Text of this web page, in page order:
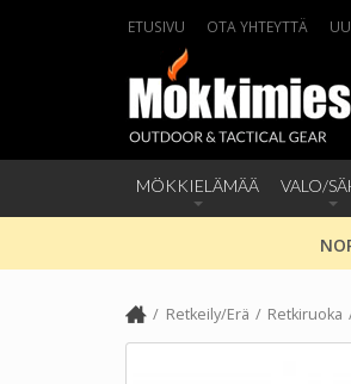
ETUSIVU OTA YHTEYTTÄ
MÖKKIELÄMÄÄ VALO/
Retkeily/Erä Retkiruoka